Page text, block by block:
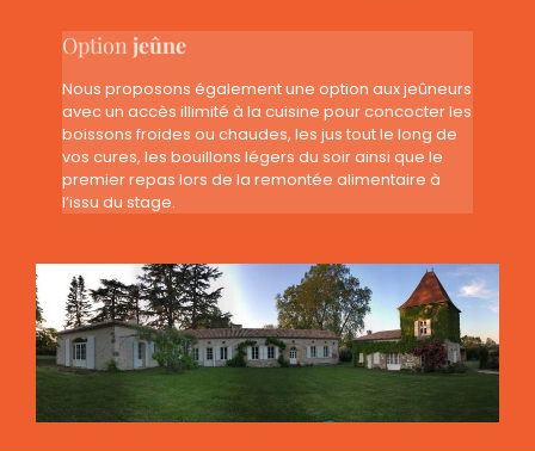
Option jeûne
Nous proposons également une option auxjeûneurs
avec un accès illimité à la cuisine pour concocter les
boissons froides ou chaudes, les jus tout le long de
vos cures, les bouillons légers du soir ainsi que le
premier repas lors de la remontée alimentaire à
l’issu du stage.